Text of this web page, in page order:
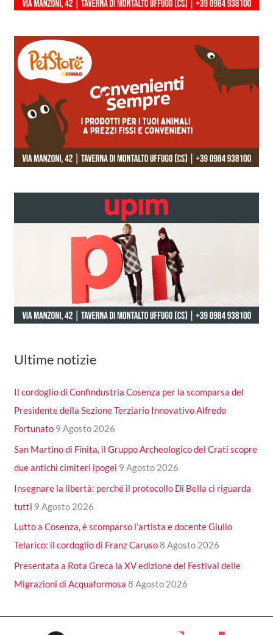
Ultime notizie
Il cordoglio di Confindustria Cosenza per la scomparsa del
Presidente della Sezione Terziario Innovativo Alfredo
Fortunato 9 Agosto 2026
San Martino di Finita, il Gruppo Archeologico del Crati scopre
due antichi cimiteri ipogei 9 Agosto 2026
Insegnare la libertà: perché il protocollo Di Bella ci riguarda
tutti 9 Agosto 2026
Lutto a Cosenza, è scomparso l’artista e docente Giulio
Telarico: il cordoglio di Franz Caruso8 Agosto 2026
Presentata a Rota Greca la XV edizione del Festival delle
Migrazioni di Acquaformosa 8 Agosto 2026